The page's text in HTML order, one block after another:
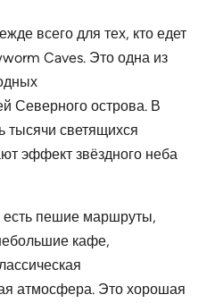
всего для тех, кто едет
Caves. Это одна из
Северного острова. В
тысячи светящихся
эффект звёздного неба
пешие маршруты,
кафе,
атмосфера. Это хорошая